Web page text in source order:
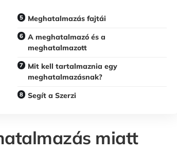
Meghatalmazás fajtái
A meghatalmazó és a
meghatalmazott
Mit kell tartalmaznia egy
meghatalmazásnak?
Segít a Szerzi
miatt